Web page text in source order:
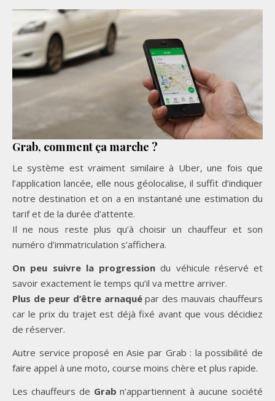
Grab, comment ça marche ?
Le système est vraiment similaire à Uber, une fois que
l’application lancée, elle nous géolocalise, il suffit d’indiquer
notre destination et on a en instantané une estimation du
tarif et de la durée d’attente.
Il ne nous reste plus qu’à choisir un chauffeur et son
numéro d’immatriculation s’affichera.
On peu suivre la progression du véhicule réservé et
savoir exactement le temps qu’il va mettre arriver.
Plus de peur d’être arnaquépar des mauvais chauffeurs
car le prix du trajet est déjà fixé avant que vous décidiez
de réserver.
Autre service proposé en Asie par Grab : la possibilité de
faire appel à une moto, course moins chère et plus rapide.
Les chauffeurs de Grab n’appartiennent à aucune société